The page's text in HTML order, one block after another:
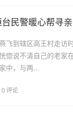
民警暖心帮寻亲
飞到辖区高王村走访
惚说不清自己的老家
中，与两...
0 评论